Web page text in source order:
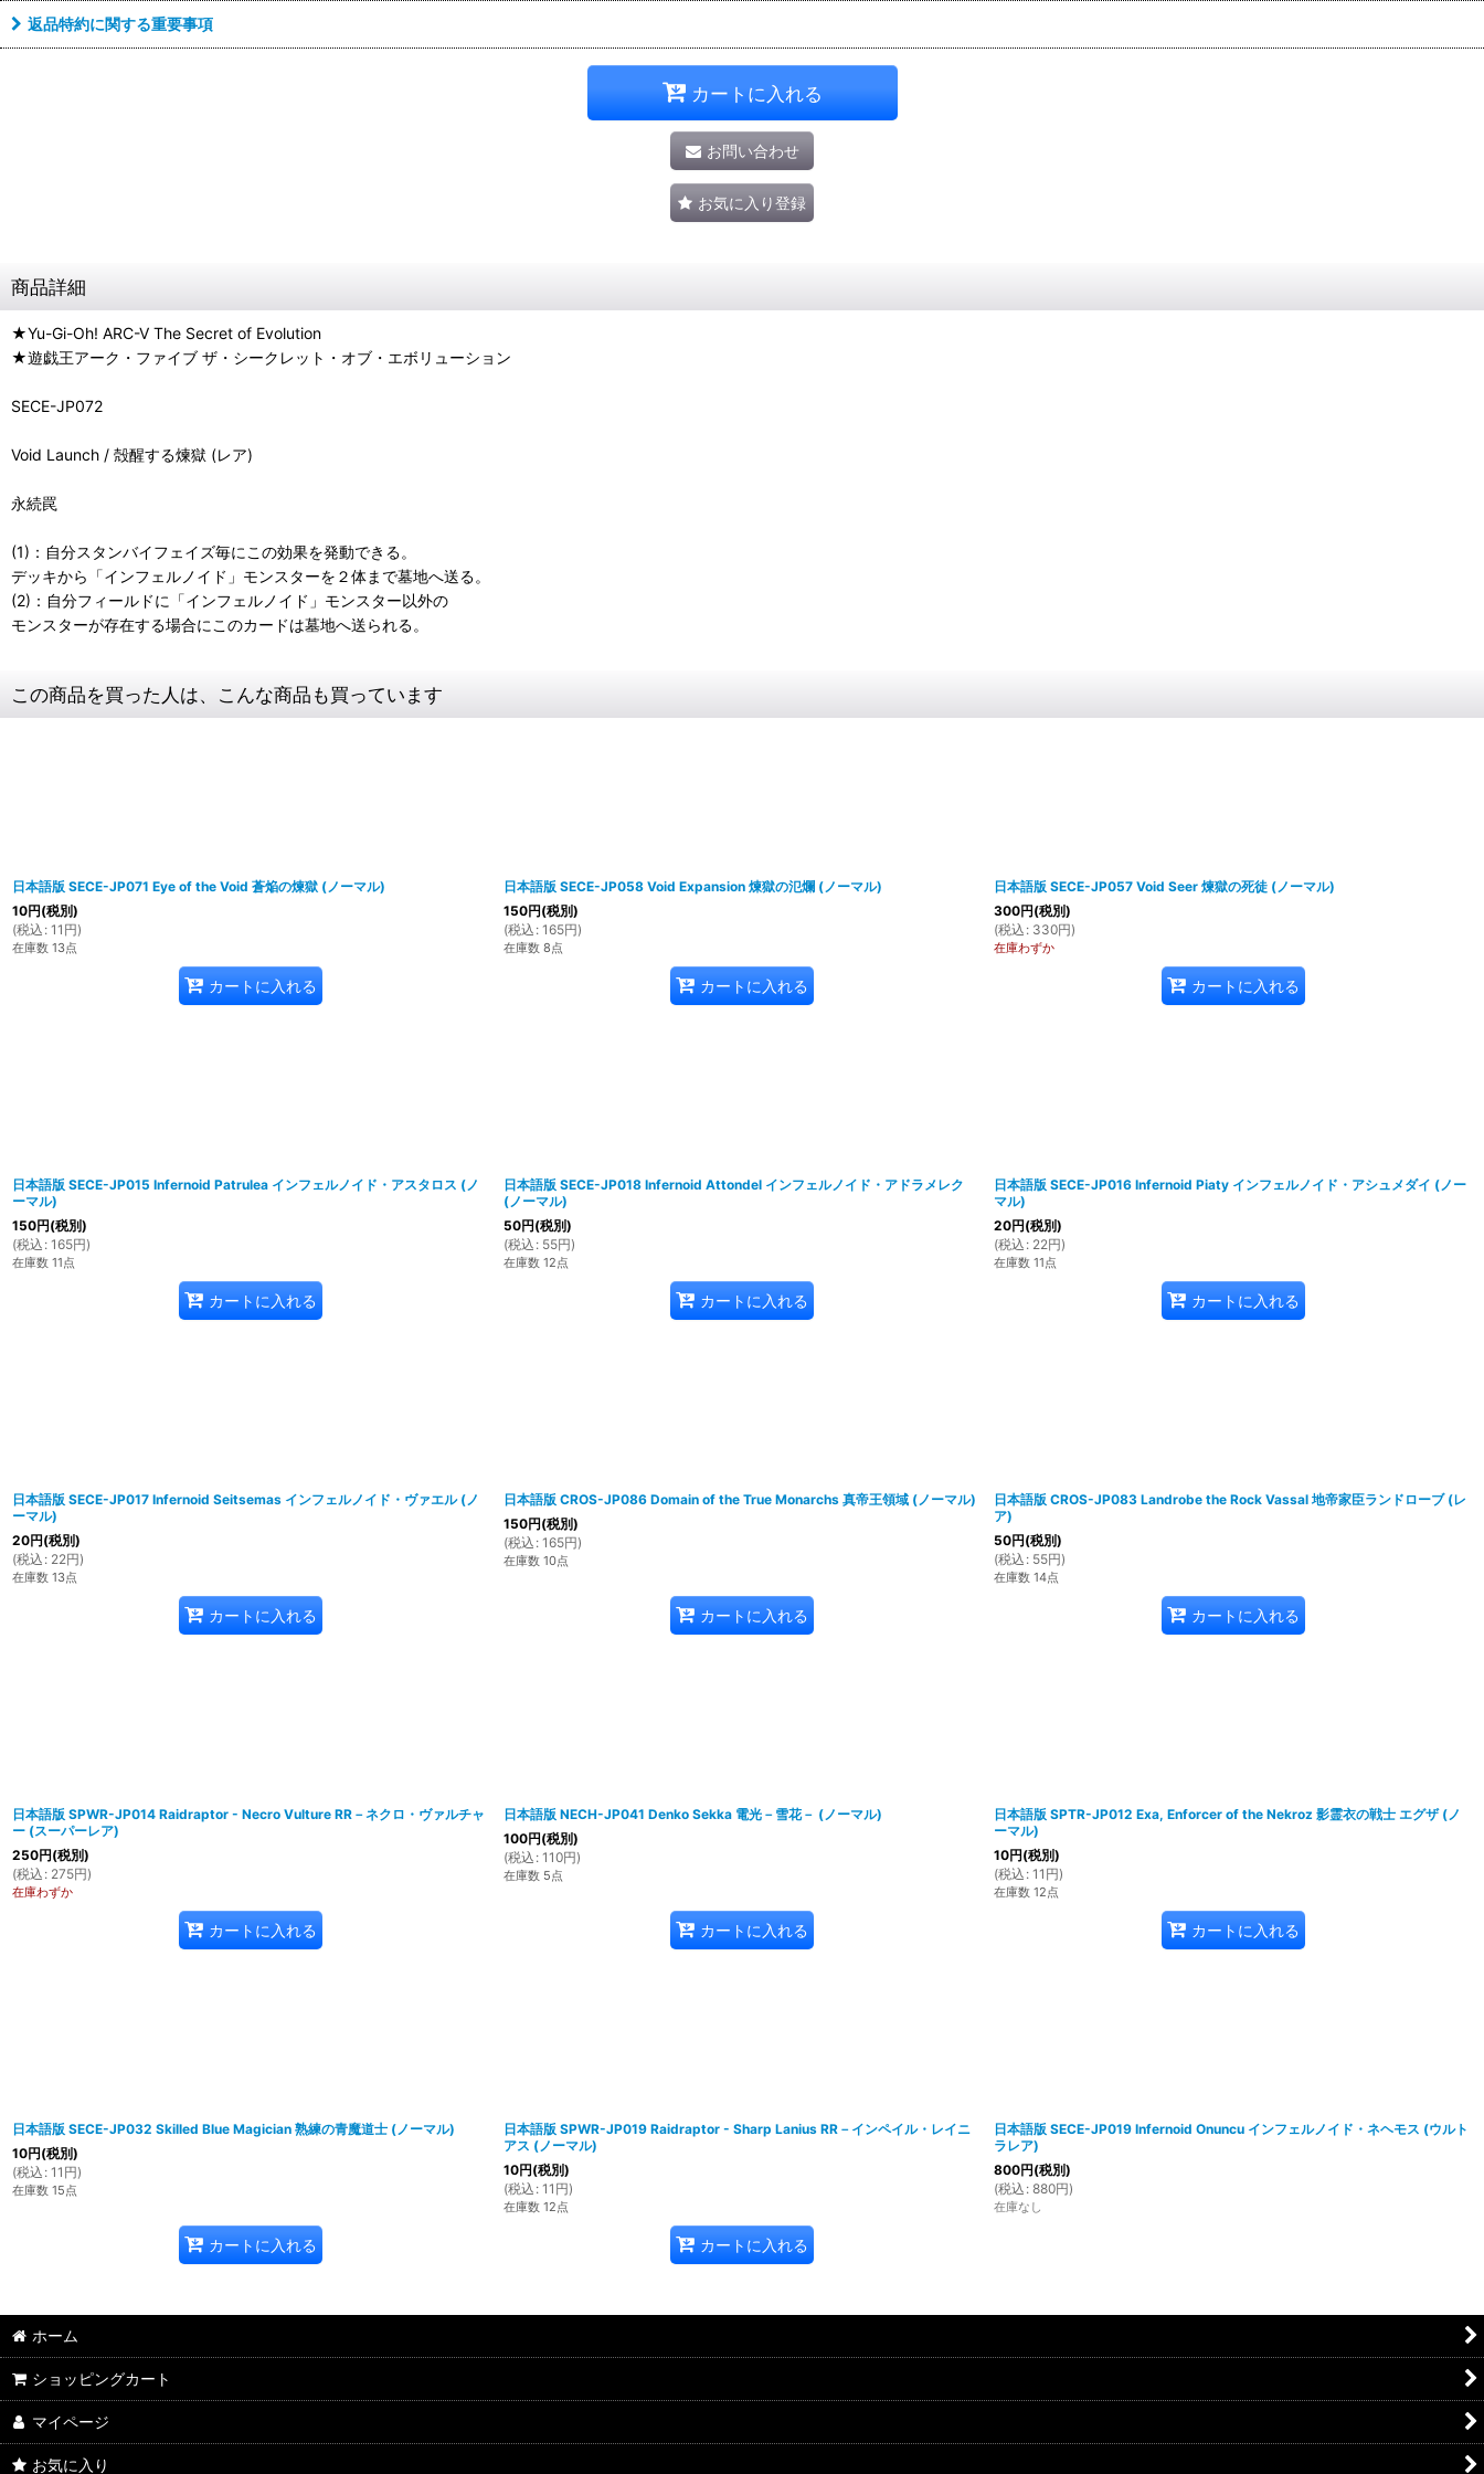
返品特約に関する重要事項
カートに入れる
お問い合わせ
お気に入り登録
商品詳細
★Yu-Gi-Oh! ARC-V The Secret of Evolution
★遊戯王アーク・ファイブ ザ・シークレット・オブ・エボリューション
SECE-JP072
Void Launch / 殻醒する煉獄 (レア)
永続罠
(1)：自分スタンバイフェイズ毎にこの効果を発動できる。
デッキから「インフェルノイド」モンスターを２体まで墓地へ送る。
(2)：自分フィールドに「インフェルノイド」モンスター以外の
モンスターが存在する場合にこのカードは墓地へ送られる。
この商品を買った人は、こんな商品も買っています
日本語版 SECE-JP071 Eye of the Void 蒼焔の煉獄 (ノーマル)
10円(税別)
(税込 : 11 円)
在庫数 13点
カートに入れる
日本語版 SECE-JP058 Void Expansion 煉獄の氾爛 (ノーマル)
150円(税別)
(税込 : 165円)
在庫数 8点
カートに入れる
日本語版 SECE-JP057 Void Seer 煉獄の死徒 (ノーマル)
300円(税別)
(税込 : 330円)
在庫わずか
カートに入れる
日本語版 SECE-JP015 Infernoid Patrulea インフェルノイド・アスタロス (ノ
ーマル)
150円(税別)
(税込 : 165円)
在庫数 11点
カートに入れる
日本語版 SECE-JP018 Infernoid Attondel インフェルノイド・アドラメレク
(ノーマル)
50円(税別)
(税込 : 55円)
在庫数 12点
カートに入れる
日本語版 SECE-JP016 Infernoid Piaty インフェルノイド・アシュメダイ (ノー
マル)
20円(税別)
(税込 : 22円)
在庫数 11点
カートに入れる
日本語版 SECE-JP017 Infernoid Seitsemas インフェルノイド・ヴァエル (ノ
ーマル)
20円(税別)
(税込 : 22円)
在庫数 13点
カートに入れる
日本語版 CROS-JP086 Domain of the True Monarchs 真帝王領域 (ノーマル)
150円(税別)
(税込 : 165円)
在庫数 10点
カートに入れる
日本語版 CROS-JP083 Landrobe the Rock Vassal 地帝家臣ランドローブ (レ
ア)
50円(税別)
(税込 : 55円)
在庫数 14点
カートに入れる
日本語版 SPWR-JP014 Raidraptor - Necro Vulture RR－ネクロ・ヴァルチャ
ー (スーパーレア)
250円(税別)
(税込 : 275円)
在庫わずか
カートに入れる
日本語版 NECH-JP041 Denko Sekka 電光－雪花－ (ノーマル)
100円(税別)
(税込 : 110円)
在庫数 5点
カートに入れる
日本語版 SPTR-JP012 Exa, Enforcer of the Nekroz 影霊衣の戦士 エグザ (ノ
ーマル)
10円(税別)
(税込 : 11 円)
在庫数 12点
カートに入れる
日本語版 SECE-JP032 Skilled Blue Magician 熟練の青魔道士 (ノーマル)
10円(税別)
(税込 : 11 円)
在庫数 15点
カートに入れる
日本語版 SPWR-JP019 Raidraptor - Sharp Lanius RR－インペイル・レイニ
アス (ノーマル)
10円(税別)
(税込 : 11 円)
在庫数 12点
カートに入れる
日本語版 SECE-JP019 Infernoid Onuncu インフェルノイド・ネヘモス (ウルト
ラレア)
800円(税別)
(税込 : 880円)
在庫なし
ホーム
ショッピングカート
マイページ
お気に入り